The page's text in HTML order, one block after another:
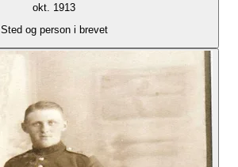
okt. 1913
Sted og person i brevet